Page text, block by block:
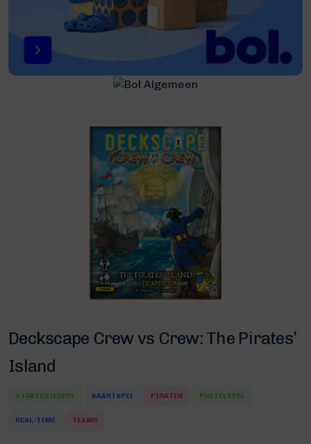
Deckscape Crew vs Crew: The Pirates’
Island
STRATEGIESPEL KAARTSPEL PIRATEN PUZZELSPEL
REAL-TIME TEAMS